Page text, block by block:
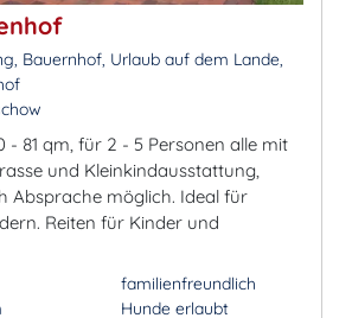
Bauernhof, Urlaub auf dem Lande,
- 81 qm, für 2 - 5 Personen alle mit
und Kleinkindausstattung,
Absprache möglich. Ideal für
Reiten für Kinder und
familienfreundlich
Hunde erlaubt